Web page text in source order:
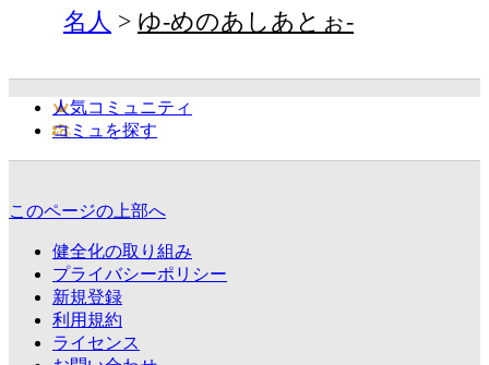
名人
ゆ-めのあしあとぉ-
人気コミュニティ
コミュを探す
このページの上部へ
健全化の取り組み
プライバシーポリシー
新規登録
利用規約
ライセンス